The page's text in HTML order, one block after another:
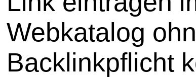
Webkatalog
Backlinkpflicht